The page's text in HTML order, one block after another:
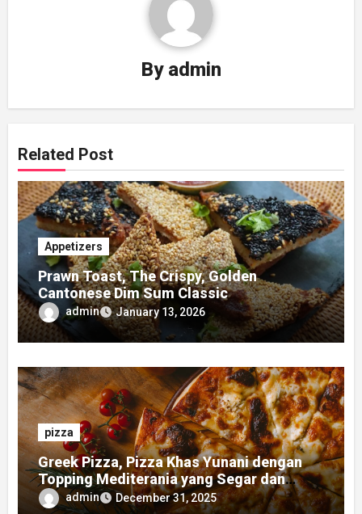
By admin
Related Post
Appetizers
Prawn Toast, The Crispy, Golden
Cantonese Dim Sum Classic
admin January 13, 2026
pizza
Greek Pizza, Pizza Khas Yunani dengan
Topping Mediterania yang Segar dan
Gurihadmin December 31, 2025